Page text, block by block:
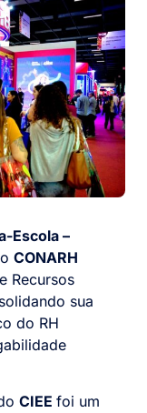
Escola –
CONARH
Recursos
sua
do RH
CIEE foi um